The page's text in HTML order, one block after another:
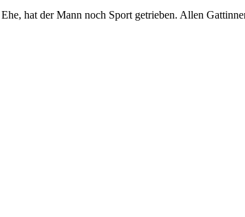
hat der Mann noch Sport getrieben. Allen